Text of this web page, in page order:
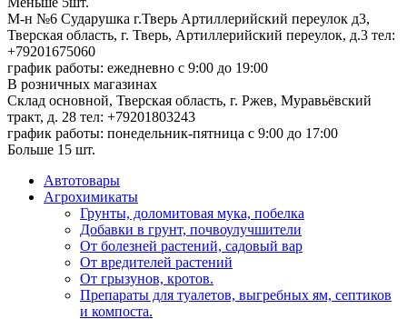
М-н №6 Сударушка г.Тверь Артиллерийский переулок д3,
Тверская область, г. Тверь, Артиллерийский переулок, д.3 тел:
+79201675060
график работы: ежедневно с 9:00 до 19:00
В розничных магазинах
Склад основной, Тверская область, г. Ржев, Муравьёвский
тракт, д. 28 тел: +79201803243
график работы: понедельник-пятница с 9:00 до 17:00
Больше 15 шт.
Автотовары
Агрохимикаты
Грунты, доломитовая мука, побелка
Добавки в грунт, почвоулучшители
От болезней растений, садовый вар
От вредителей растений
От грызунов, кротов.
Препараты для туалетов, выгребных ям, септиков
и компоста.